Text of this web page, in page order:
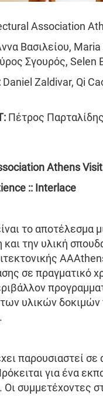
Association
Βασιλείου,
Σγουρός, Selen
Daniel Zaldivar, Qi
Πέτρος
Athens
:: Interlace
το αποτέλεσμα
την υλική
σε πραγματικό
υλικών δοκιμών
παρουσιαστεί
για ένα
συμμετέχοντες